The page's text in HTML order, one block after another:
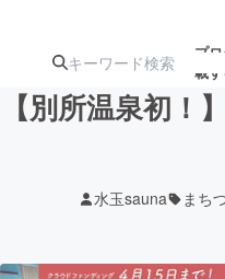
プ
載
注目のリ
ターン
ジェクト
【別所温泉初
水玉sauna まち